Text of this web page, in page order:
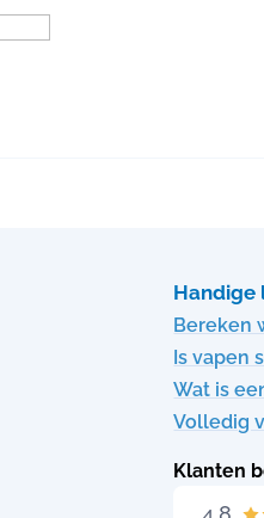
Handige
Bereken
Is vapen
Wat is
Volledig
Klanten